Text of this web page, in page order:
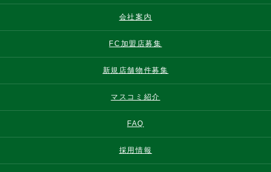
会社案内
FC加盟店募集
新規店舗物件募集
マスコミ紹介
FAQ
採用情報